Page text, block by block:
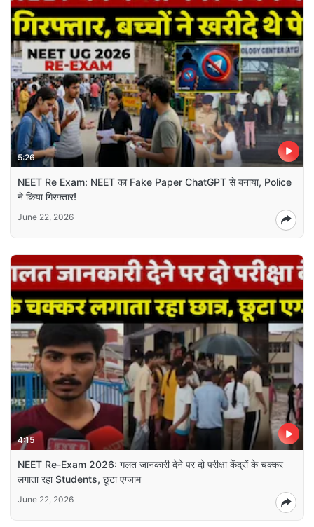
5:26
NEET Re Exam: NEET का Fake Paper ChatGPT से बनाया, Police
ने किया गिरफ्तार!
June 22, 2026
4:15
NEET Re-Exam 2026: गलत जानकारी देने पर दो परीक्षा केंद्रों के चक्कर
लगाता रहा Students, छूटा एग्जाम
June 22, 2026